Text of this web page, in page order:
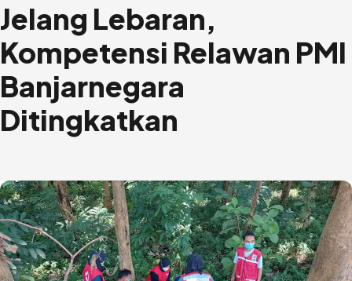
Jelang Lebaran,
Kompetensi Relawan PMI
Banjarnegara
Ditingkatkan